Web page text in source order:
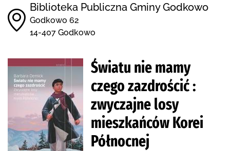
Biblioteka Publiczna Gminy Godkowo
Godkowo 62
14-407 Godkowo
Światu nie mamy
czego zazdrościć :
zwyczajne losy
mieszkańców Korei
Północnej